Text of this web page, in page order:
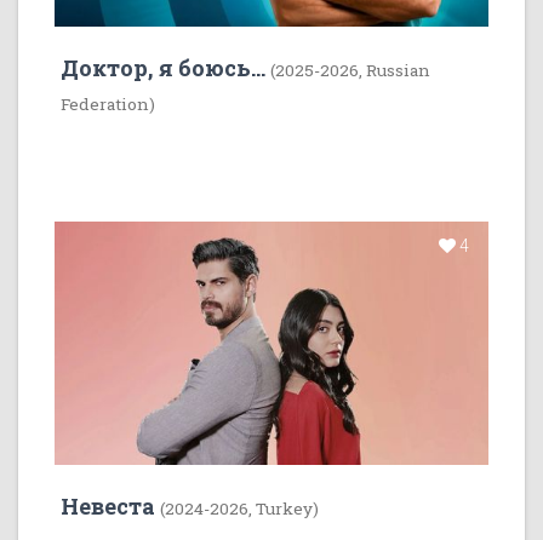
Доктор, я боюсь... (2025-2026, Russian
Federation)
4
Невеста (2024-2026, Turkey)